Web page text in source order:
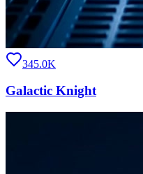
345.0K
Galactic Knight